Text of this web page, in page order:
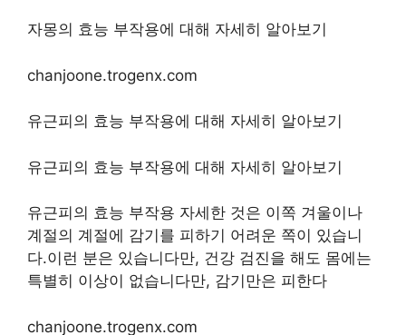
자몽의 효능 부작용에 대해 자세히 알아보기
chanjoone.trogenx.com
유근피의 효능 부작용에 대해 자세히 알아보기
유근피의 효능 부작용에 대해 자세히 알아보기
유근피의 효능 부작용 자세한 것은 이쪽 겨울이나
계절의 계절에 감기를 피하기 어려운 쪽이 있습니
다.이런 분은 있습니다만, 건강 검진을 해도 몸에는
특별히 이상이 없습니다만, 감기만은 피한다
chanjoone.trogenx.com